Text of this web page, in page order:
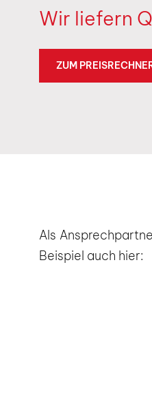
Wir liefern
ZUM
Als
Beispiel auch hier: